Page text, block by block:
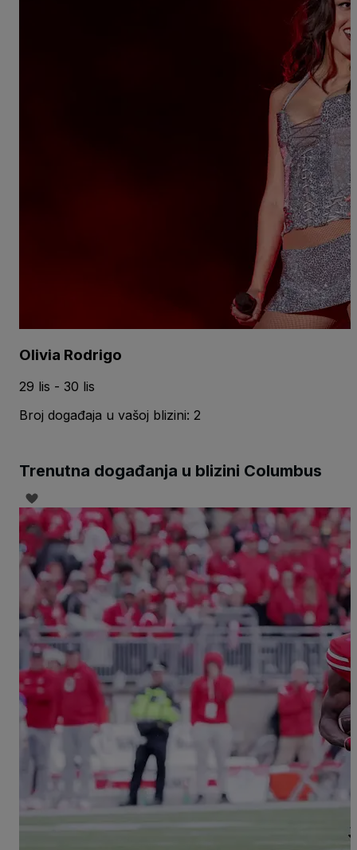
Olivia Rodrigo
29 lis - 30 lis
Broj događaja u vašoj blizini: 2
Trenutna događanja u blizini Columbus